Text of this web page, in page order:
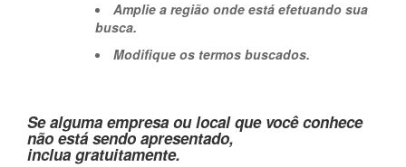
Amplie a região onde está efetuando sua
busca.
Modifique os termos buscados.
Se alguma empresa ou local que você conhece
não está sendo apresentado,
inclua gratuitamente.